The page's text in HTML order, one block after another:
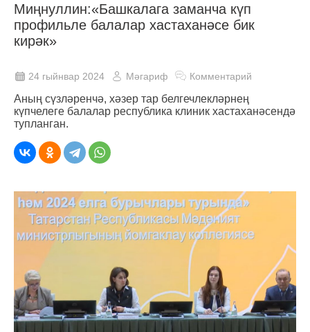
Миңнуллин:«Башкалага заманча күп
профильле балалар хастаханәсе бик
кирәк»
24 гыйнвар 2024 Мәгариф Комментарий
Аның сүзләренчә, хәзер тар белгечлекләрнең
күпчелеге балалар республика клиник хастаханәсендә
тупланган.